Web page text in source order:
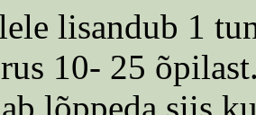
lisandub 1
10- 25